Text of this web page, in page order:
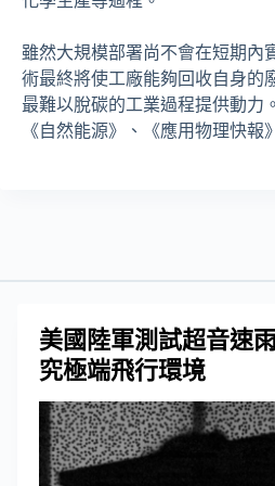
雖然大規模部署尚不會在短期內
術最終將使工廠能夠回收自身的
最難以脫碳的工業過程提供動力
《自然能源》、《應用物理快報
美國陸軍測試超音速
究極端飛行環境